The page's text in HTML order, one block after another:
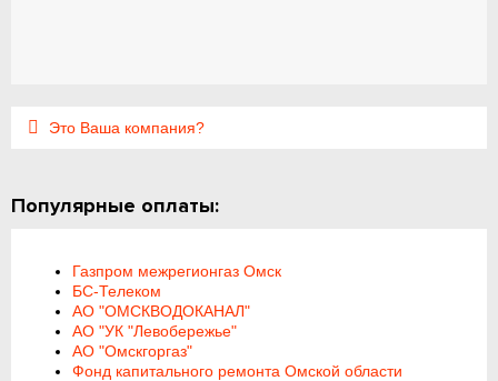
Это Ваша компания?
Популярные оплаты:
Газпром межрегионгаз Омск
БС-Телеком
АО "ОМСКВОДОКАНАЛ"
АО "УК "Левобережье"
АО "Омскгоргаз"
Фонд капитального ремонта Омской области